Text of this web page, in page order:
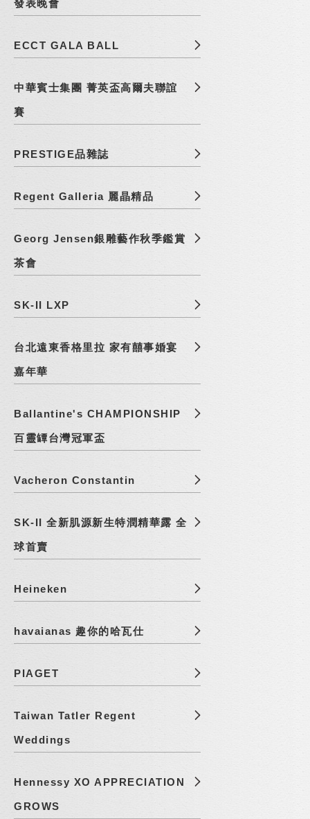
發表晚會
ECCT GALA BALL
中華賓士集團 菁英盃高爾夫聯誼
賽
PRESTIGE品雜誌
Regent Galleria 麗晶精品
Georg Jensen銀雕藝作秋季鑑賞
茶會
SK-II LXP
台北遠東香格里拉 家有囍事婚宴
嘉年華
Ballantine's CHAMPIONSHIP
百靈罈台灣冠軍盃
Vacheron Constantin
SK-II 全新肌源新生特潤精華露 全
球首賣
Heineken
havaianas 趣你的哈瓦仕
PIAGET
Taiwan Tatler Regent
Weddings
Hennessy XO APPRECIATION
GROWS